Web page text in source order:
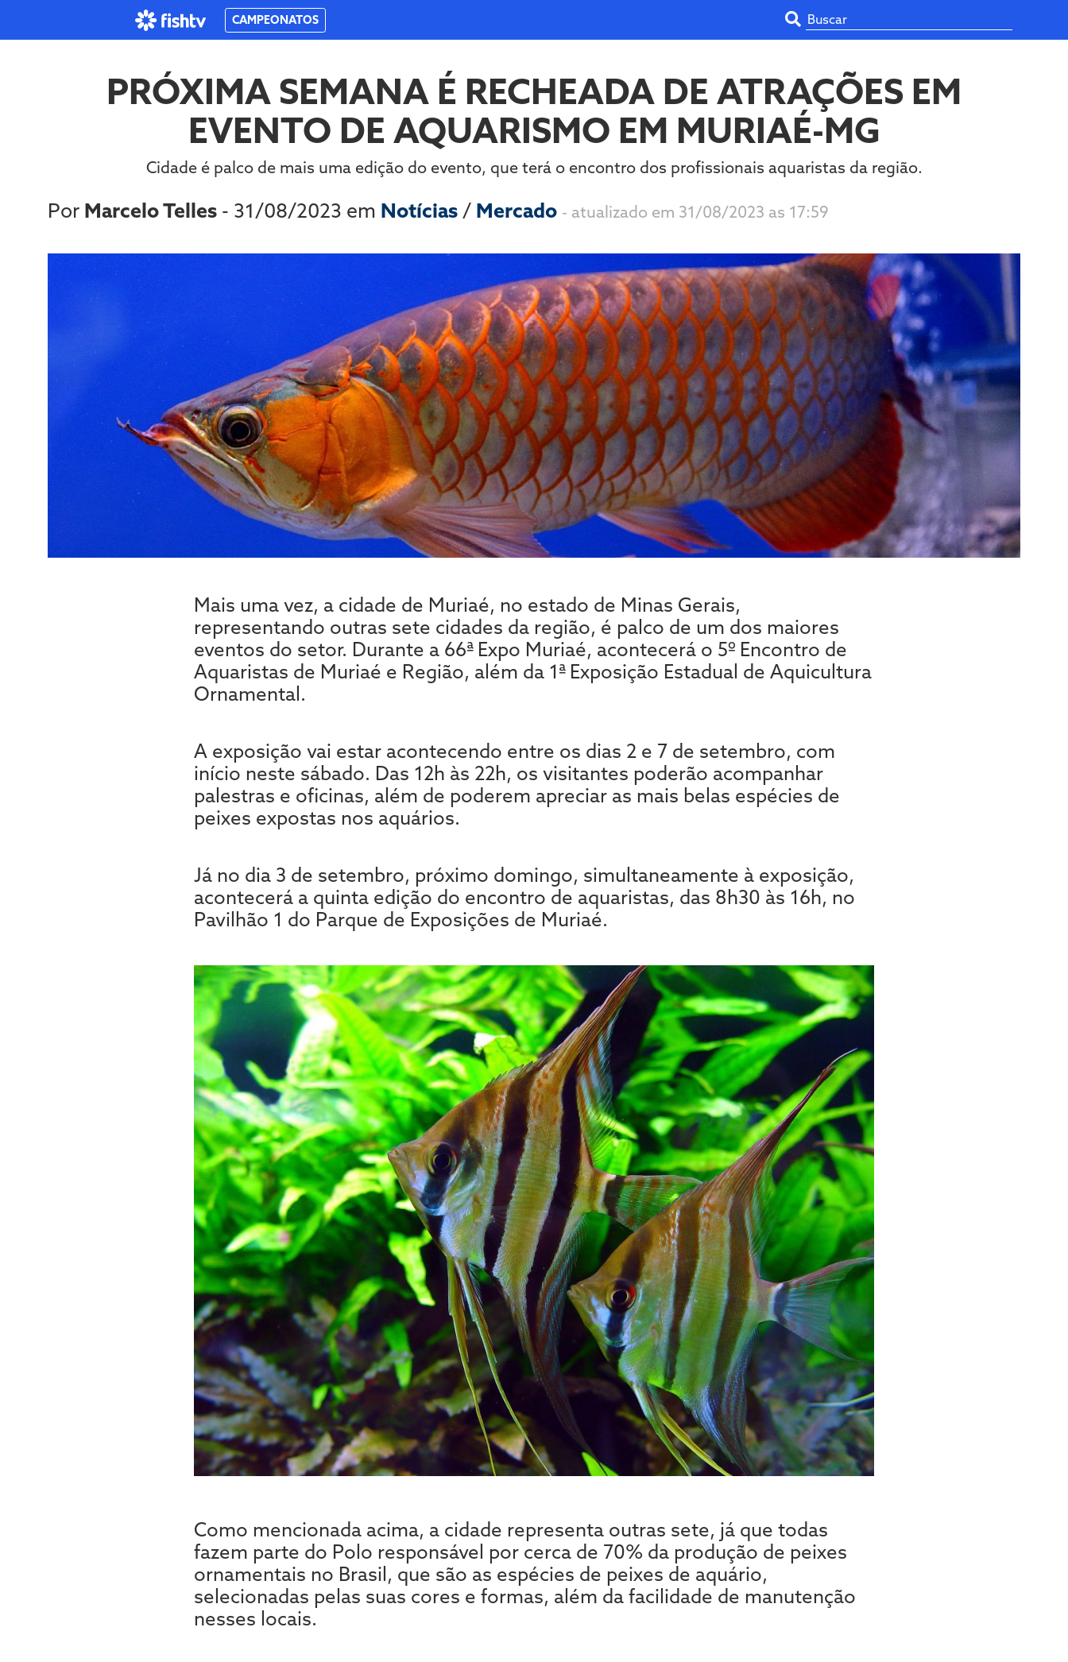
CAMPEONATOS
PRÓXIMA SEMANA É RECHEADA DE ATRAÇÕES EM
EVENTO DE AQUARISMO EM MURIAÉ-MG
Cidade é palco de mais uma edição do evento, que terá o encontro dos profissionais aquaristas da região.
Por Marcelo Telles - 31/08/2023 em Notícias/ Mercado - atualizado em 31/08/2023 as 17:59
Mais uma vez, a cidade de Muriaé, no estado de Minas Gerais,
representando outras sete cidades da região, é palco de um dos maiores
eventos do setor. Durante a 66ª Expo Muriaé, acontecerá o 5º Encontro de
Aquaristas de Muriaé e Região, além da 1ª Exposição Estadual de Aquicultura
Ornamental.
A exposição vai estar acontecendo entre os dias 2 e 7 de setembro, com
início neste sábado. Das 12h às 22h, os visitantes poderão acompanhar
palestras e oficinas, além de poderem apreciar as mais belas espécies de
peixes expostas nos aquários.
Já no dia 3 de setembro, próximo domingo, simultaneamente à exposição,
acontecerá a quinta edição do encontro de aquaristas, das 8h30 às 16h, no
Pavilhão 1 do Parque de Exposições de Muriaé.
Como mencionada acima, a cidade representa outras sete, já que todas
fazem parte do Polo responsável por cerca de 70% da produção de peixes
ornamentais no Brasil, que são as espécies de peixes de aquário,
selecionadas pelas suas cores e formas, além da facilidade de manutenção
nesses locais.